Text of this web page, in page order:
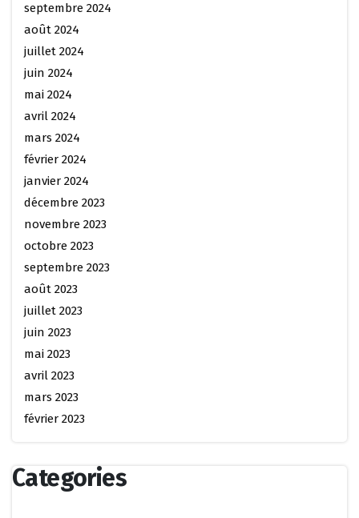
septembre 2024
août 2024
juillet 2024
juin 2024
mai 2024
avril 2024
mars 2024
février 2024
janvier 2024
décembre 2023
novembre 2023
octobre 2023
septembre 2023
août 2023
juillet 2023
juin 2023
mai 2023
avril 2023
mars 2023
février 2023
Categories